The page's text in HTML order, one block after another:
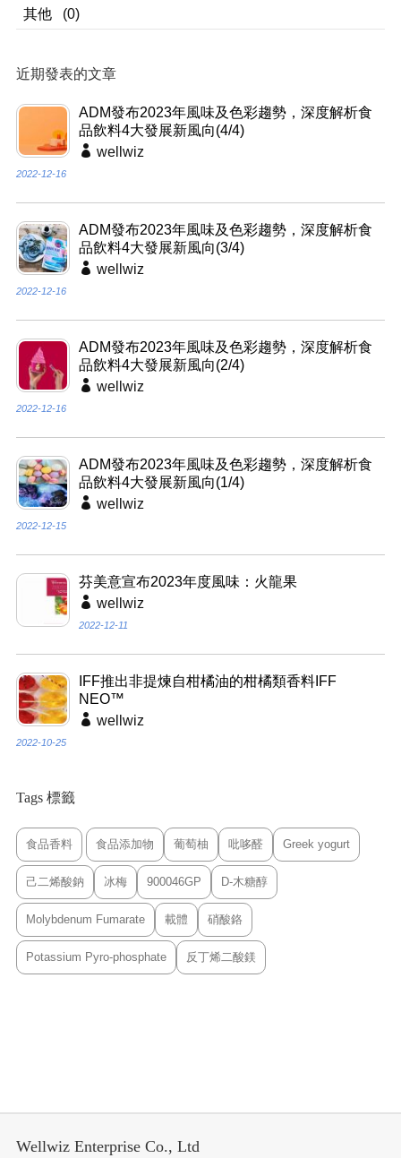
其他
(0)
近期發表的文章
ADM發布2023年風味及色彩趨勢，深度解析食
品飲料4大發展新風向(4/4)
wellwiz
2022-12-16
ADM發布2023年風味及色彩趨勢，深度解析食
品飲料4大發展新風向(3/4)
wellwiz
2022-12-16
ADM發布2023年風味及色彩趨勢，深度解析食
品飲料4大發展新風向(2/4)
wellwiz
2022-12-16
ADM發布2023年風味及色彩趨勢，深度解析食
品飲料4大發展新風向(1/4)
wellwiz
2022-12-15
芬美意宣布2023年度風味：火龍果
wellwiz
2022-12-11
IFF推出非提煉自柑橘油的柑橘類香料IFF
NEO™
wellwiz
2022-10-25
Tags 標籤
食品香料 食品添加物 葡萄柚 吡哆醛 Greek yogurt
己二烯酸鈉 冰梅 900046GP D-木糖醇
Molybdenum Fumarate 載體 硝酸鉻
Potassium Pyro-phosphate 反丁烯二酸鎂
Wellwiz Enterprise Co., Ltd